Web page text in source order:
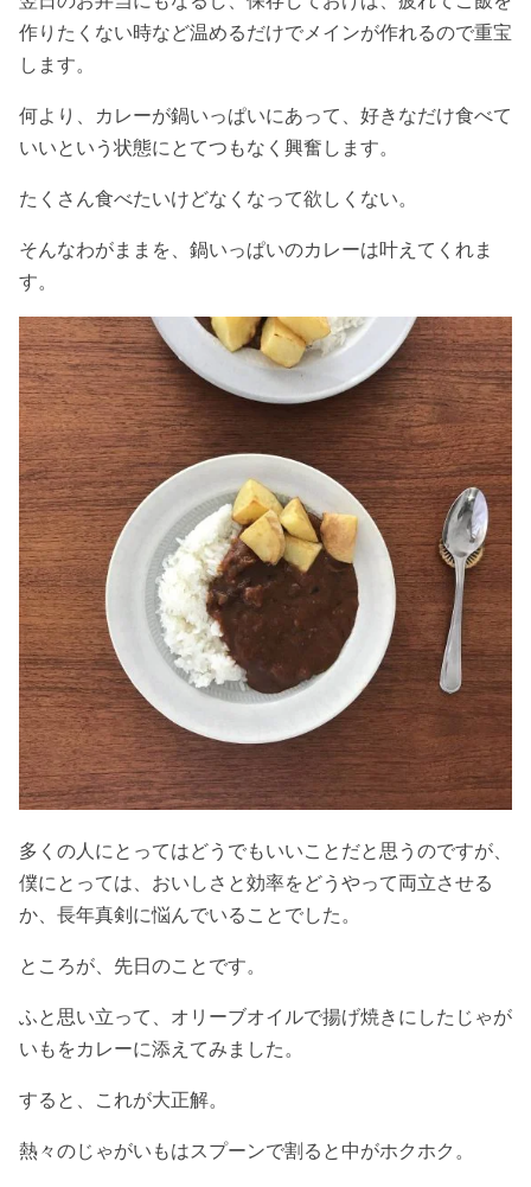
作りたくない時など温めるだけでメインが作れるので重宝
します。
何より、カレーが鍋いっぱいにあって、好きなだけ食べて
いいという状態にとてつもなく興奮します。
たくさん食べたいけどなくなって欲しくない。
そんなわがままを、鍋いっぱいのカレーは叶えてくれま
す。
多くの人にとってはどうでもいいことだと思うのですが、
僕にとっては、おいしさと効率をどうやって両立させる
か、長年真剣に悩んでいることでした。
ところが、先日のことです。
ふと思い立って、オリーブオイルで揚げ焼きにしたじゃが
いもをカレーに添えてみました。
すると、これが大正解。
熱々のじゃがいもはスプーンで割ると中がホクホク。